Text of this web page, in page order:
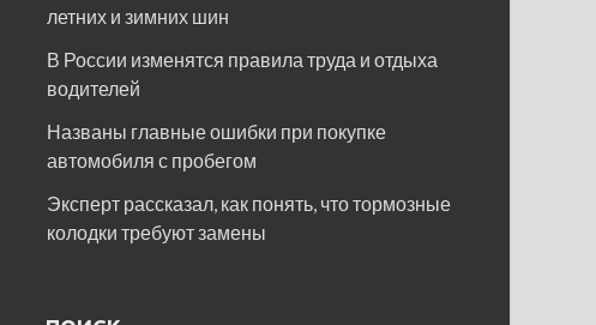
летних и зимних шин
В России изменятся правила труда и отдыха
водителей
Названы главные ошибки при покупке
автомобиля с пробегом
Эксперт рассказал, как понять, что тормозные
колодки требуют замены